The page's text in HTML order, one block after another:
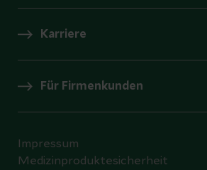
Karriere
Für Firmenkunden
Impressum
Medizinproduktesicherheit